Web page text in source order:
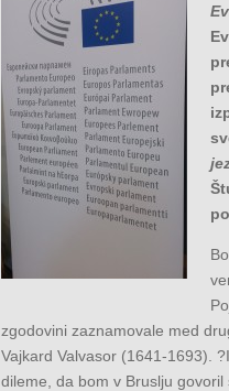
zgodovini zaznamovale med
Vajkard Valvasor (1641-1693).
dileme, da bom v Bruslju